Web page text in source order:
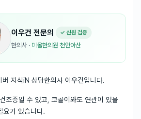
이우건 전문의 ✓ 신원 검증
한의사 · 미올한의원 천안아산
지식iN 상담한의사 이우건입니다.
조증일 수 있고, 코골이와도 연관이 있을
요가 있습니다.